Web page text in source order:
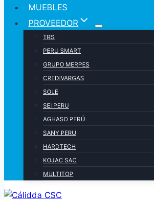
MUEBLES
PROVEEDOR
TRS
PERU SMART
GRUPO MERPES
CREDIVARGAS
SOLE
SEI PERU
AGHASO PERÚ
SANY PERU
HARDTECH
KOJAC SAC
MULTITOP